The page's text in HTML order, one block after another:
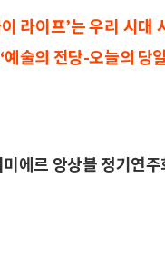
라이프’는 우리 시
예술의 전당-오늘의 당
미에르 앙상블 정기연